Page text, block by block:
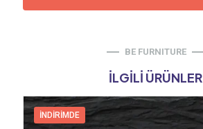
BE FURNITURE
İLGILI ÜRÜNLER
İNDIRIMDE